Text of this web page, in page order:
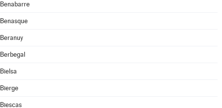
Benabarre
Benasque
Beranuy
Berbegal
Bielsa
Bierge
Biescas